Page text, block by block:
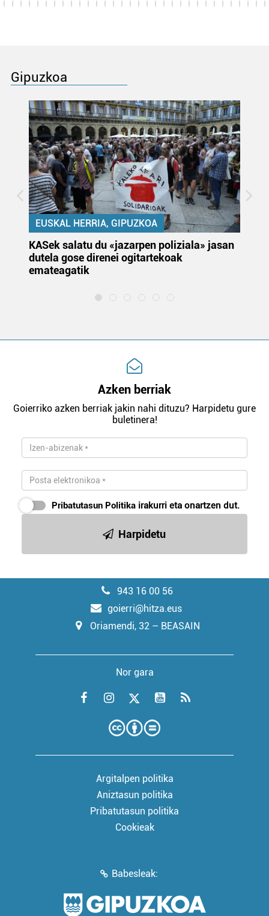
Gipuzkoa
EUSKAL HERRIA, GIPUZKOA
KASek salatu du «jazarpen poliziala» jasan
dutela gose direnei ogitartekoak
emateagatik
Azken berriak
Goierriko azken berriak jakin nahi dituzu? Harpidetu gure
buletinera!
Pribatutasun Politika irakurri eta onartzen dut.
Harpidetu
943 16 00 56
goierri@hitza.eus
Oriamendi, 32 – BEASAIN
Nor gara
Argitalpen politika
Aniztasun politika
Pribatutasun politika
Cookieak
Babesleak: